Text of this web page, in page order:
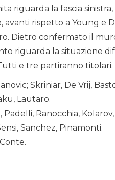
riguarda la fascia
avanti rispetto a Young e
Dietro confermato il
riguarda la situazione
e tre partiranno titolari.
Skriniar, De Vrij,
Lautaro.
Padelli, Ranocchia,
Sanchez, Pinamonti.